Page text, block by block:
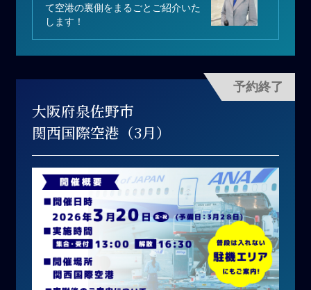
て空港の裏側をまるごとご紹介いた
します！
予約終了
大阪府泉佐野市
関西国際空港（3月）